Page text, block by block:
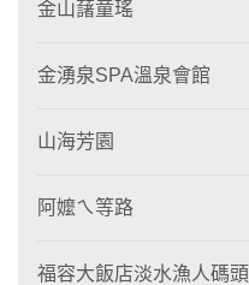
金山藷童瑤
金湧泉SPA溫泉會館
山海芳園
阿嬤ㄟ等路
福容大飯店淡水漁人碼頭